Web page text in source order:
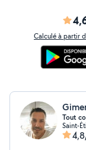
Calculé à partir
Tout
Saint-